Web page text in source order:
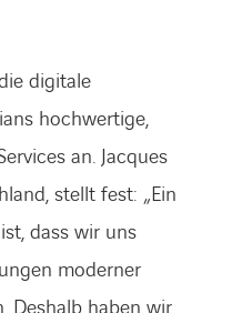
digitale
hochwertige,
an. Jacques
stellt fest: „Ein
dass wir uns
moderner